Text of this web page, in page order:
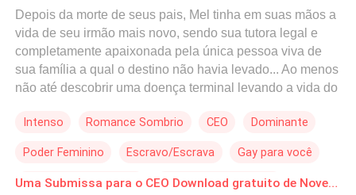
Depois da morte de seus pais, Mel tinha em suas mãos a
vida de seu irmão mais novo, sendo sua tutora legal e
completamente apaixonada pela única pessoa viva de
sua família a qual o destino não havia levado... Ao menos
não até descobrir uma doença terminal levando a vida do
irmão vivo, Mel é capaz de fazer tudo, inclusive, aceitar
Santiago era filho de um magnata poderoso e sócio da
empresa da família. Um CEO conhecido pelo mundo
Intenso Romance Sombrio CEO Dominante
Poder Feminino Escravo/Escrava Gay para você
Romance no Trabalho Amor à Primeira Vista Uma Submissa para o CEO Download gratuito de Novelas Online em PDF